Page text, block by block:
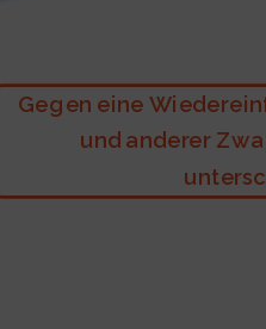
Gegen eine
und anderer